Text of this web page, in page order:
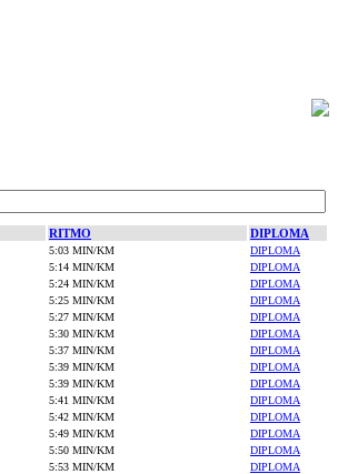
RITMO DIPLOMA
5:03 MIN/KM
DIPLOMA
5:14 MIN/KM
DIPLOMA
5:24 MIN/KM
DIPLOMA
5:25 MIN/KM
DIPLOMA
5:27 MIN/KM
DIPLOMA
5:30 MIN/KM
DIPLOMA
5:37 MIN/KM
DIPLOMA
5:39 MIN/KM
DIPLOMA
5:39 MIN/KM
DIPLOMA
5:41 MIN/KM
DIPLOMA
5:42 MIN/KM
DIPLOMA
5:49 MIN/KM
DIPLOMA
5:50 MIN/KM
DIPLOMA
5:53 MIN/KM
DIPLOMA